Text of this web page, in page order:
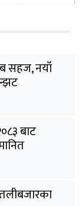
सहज, नयाँ
बाट